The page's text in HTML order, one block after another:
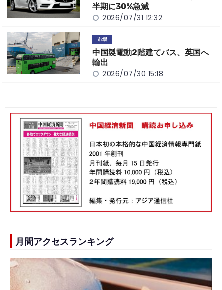
半期に30%急減
2026/07/31 12:32
市場
中国製電動2階建てバス、英国へ
輸出
2026/07/30 15:18
月間アクセスランキング